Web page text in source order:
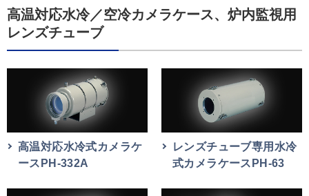
高温対応水冷／空冷カメラケース、炉内監視用
レンズチューブ
高温対応水冷式カメラケ
ースPH-332A
レンズチューブ専用水冷
式カメラケースPH-63